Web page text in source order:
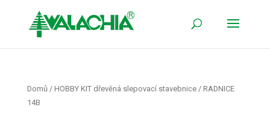
Domů/ HOBBY KIT dřevěná slepovací stavebnice/ RADNICE
14B